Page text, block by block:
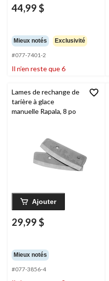
44,99 $
Mieux notés Exclusivité
#077-7401-2
Il n’en reste que 6
Lames de rechange de
tarière à glace
manuelle Rapala, 8 po
Ajouter
29,99 $
Mieux notés
#077-3856-4